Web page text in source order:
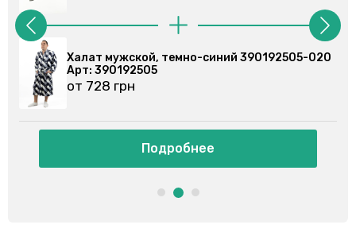
020
Халат мужской, электрик 390193501-021
Арт: 390193501
от 895 грн
Подробнее